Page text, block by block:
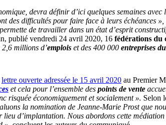
devra définir d’ici quelques semaines avec
des difficultés pour faire face à leurs échéances »,
de travailler dans un état d’esprit
publié vendredi 24 avril 2020, 16 fédérations du
2,6 millions d’emplois et des 400 000 entreprises
lettre ouverte adressée le 15 avril 2020 au Premier
et cela pour l’ensemble des points de vente
risquée économiquement et socialement ». Selon
la nomination de Jeanne-Marie Prost que
lieu d’implantation. Nous abordons cette